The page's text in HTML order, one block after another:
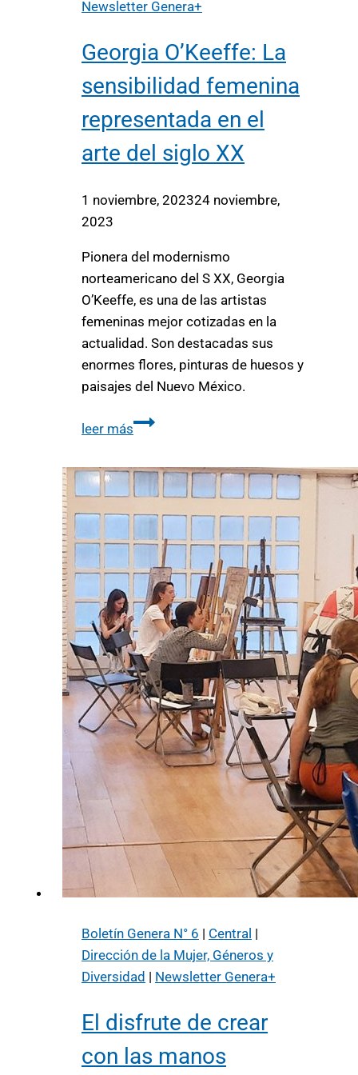
Newsletter Genera+
Georgia O’Keeffe: La
sensibilidad femenina
representada en el
arte del siglo XX
1 noviembre, 202324 noviembre,
2023
Pionera del modernismo
norteamericano del S XX, Georgia
O’Keeffe, es una de las artistas
femeninas mejor cotizadas en la
actualidad. Son destacadas sus
enormes flores, pinturas de huesos y
paisajes del Nuevo México.
leer más
Boletín Genera N° 6 | Central |
Dirección de la Mujer, Géneros y
Diversidad | Newsletter Genera+
El disfrute de crear
con las manos